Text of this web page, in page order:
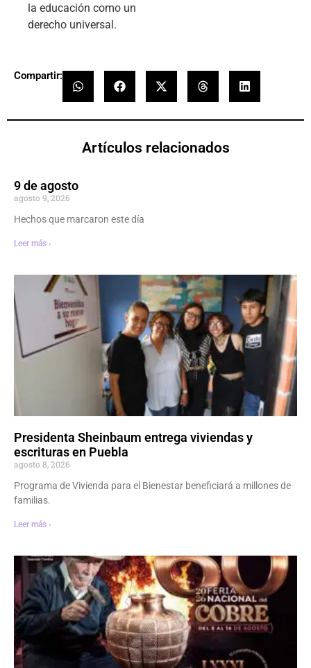
la educación como un
derecho universal.
Compartir:
Artículos relacionados
9 de agosto
agosto 9, 2026
Hechos que marcaron este día
Leer más ›
Presidenta Sheinbaum entrega viviendas y
escrituras en Puebla
agosto 8, 2026
Programa de Vivienda para el Bienestar beneficiará a millones de
familias.
Leer más ›